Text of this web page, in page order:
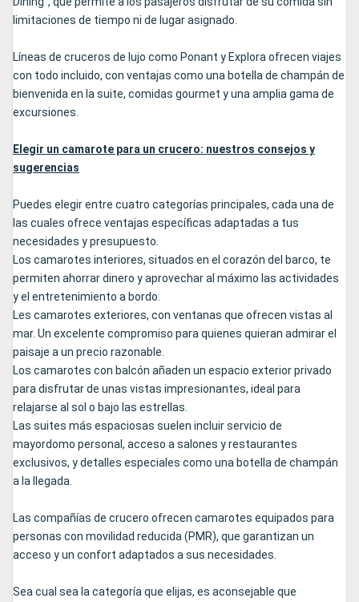
limitaciones de tiempo ni de lugar asignado.
Líneas de cruceros de lujo como Ponant y Explora ofrecen viajes
con todo incluido, con ventajas como una botella de champán de
bienvenida en la suite, comidas gourmet y una amplia gama de
excursiones.
Elegir un camarote para un crucero: nuestros consejos y
sugerencias
Puedes elegir entre cuatro categorías principales, cada una de
las cuales ofrece ventajas específicas adaptadas a tus
necesidades y presupuesto.
Los camarotes interiores, situados en el corazón del barco, te
permiten ahorrar dinero y aprovechar al máximo las actividades
y el entretenimiento a bordo.
Les camarotes exteriores, con ventanas que ofrecen vistas al
mar. Un excelente compromiso para quienes quieran admirar el
paisaje a un precio razonable.
Los camarotes con balcón añaden un espacio exterior privado
para disfrutar de unas vistas impresionantes, ideal para
relajarse al sol o bajo las estrellas.
Las suites más espaciosas suelen incluir servicio de
mayordomo personal, acceso a salones y restaurantes
exclusivos, y detalles especiales como una botella de champán
a la llegada.
Las compañías de crucero ofrecen camarotes equipados para
personas con movilidad reducida (PMR), que garantizan un
acceso y un confort adaptados a sus necesidades.
Sea cual sea la categoría que elijas, es aconsejable que